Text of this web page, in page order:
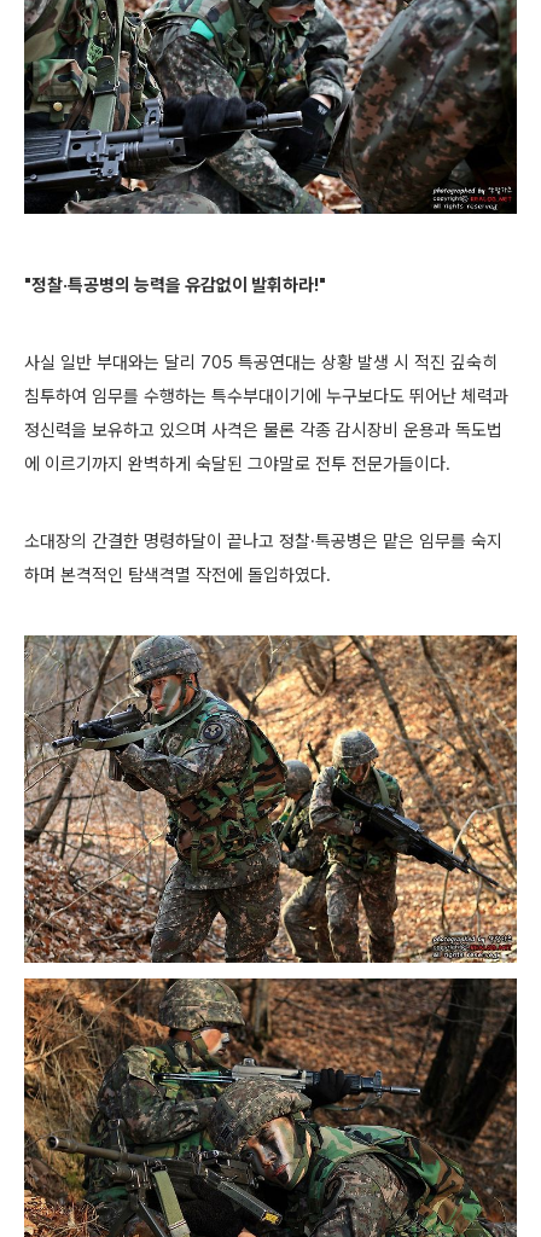
"정찰·특공병의 능력을 유감없이 발휘하라!"
사실 일반 부대와는 달리 705 특공연대는 상황 발생 시 적진 깊숙히
침투하여 임무를 수행하는 특수부대이기에 누구보다도 뛰어난 체력과
정신력을 보유하고 있으며 사격은 물론 각종 감시장비 운용과 독도법
에 이르기까지 완벽하게 숙달된 그야말로 전투 전문가들이다.
소대장의 간결한 명령하달이 끝나고 정찰·특공병은 맡은 임무를 숙지
하며 본격적인 탐색격멸 작전에 돌입하였다.